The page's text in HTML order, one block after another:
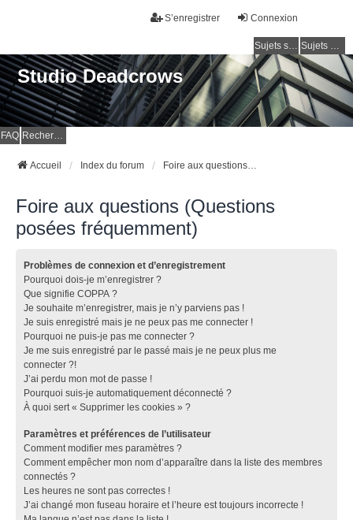
Connexion
S’enregistrer
Sujets sans réponse Sujets actifs
Studio Deadcrows
FAQ Rechercher
Accueil Index du forum Foire aux questions (Questions posées fréquemment)
Foire aux questions (Questions
posées fréquemment)
Problèmes de connexion et d’enregistrement
Pourquoi dois-je m’enregistrer ?
Que signifie COPPA ?
Je souhaite m’enregistrer, mais je n’y parviens pas !
Je suis enregistré mais je ne peux pas me connecter !
Pourquoi ne puis-je pas me connecter ?
Je me suis enregistré par le passé mais je ne peux plus me
connecter ?!
J’ai perdu mon mot de passe !
Pourquoi suis-je automatiquement déconnecté ?
À quoi sert « Supprimer les cookies » ?
Paramètres et préférences de l’utilisateur
Comment modifier mes paramètres ?
Comment empêcher mon nom d’apparaître dans la liste des membres
connectés ?
Les heures ne sont pas correctes !
J’ai changé mon fuseau horaire et l’heure est toujours incorrecte !